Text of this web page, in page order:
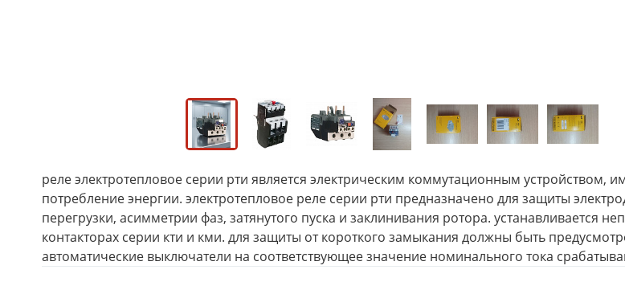
реле электротепловое серии рти является электрическим коммутационным устройством,
потребление энергии. электротепловое реле серии рти предназначено для защиты
перегрузки, асимметрии фаз, затянутого пуска и заклинивания ротора. устанавливается
контакторах серии кти и кми. для защиты от короткого замыкания должны быть
автоматические выключатели на соответствующее значение номинального тока